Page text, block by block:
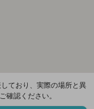
ており、実際の場所と異
確認ください。